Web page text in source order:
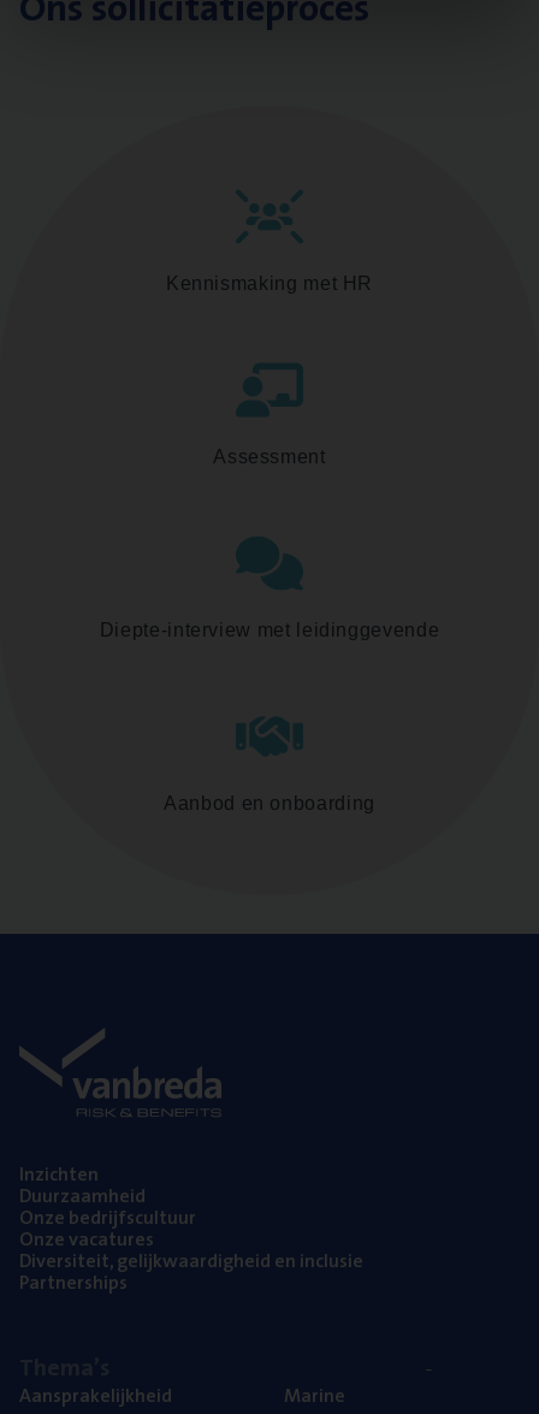
Kennismaking met HR
Assessment
Diepte-interview met leidinggevende
Aanbod en onboarding
Inzich­ten
Duur­zaam­heid
Onze bedrijfs­cul­tuur
Onze vaca­tu­res
Diver­si­teit, gelijk­waar­dig­heid en inclusie
Part­ner­ships
Aan­spra­ke­lijk­heid
Mari­ne